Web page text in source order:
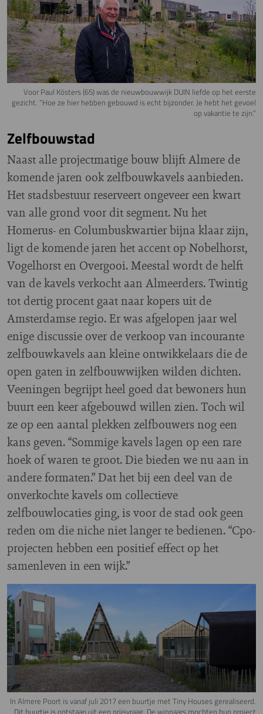
Voor Paul Kösters (65) was de nieuwbouwwijk DUIN liefde op het eerste
gezicht. “Hoe ze hier hebben gebouwd is echt bijzonder. Je hebt het gevoel
op vakantie te zijn.”
Zelfbouwstad
Naast alle projectmatige bouw blijft Almere de
komende jaren ook zelfbouwkavels aanbieden.
Het stadsbestuur reserveert ongeveer een kwart
van alle grond voor dit segment. Nu het
Homerus- en Columbuskwartier bijna klaar zijn,
ligt de komende jaren het accent op Nobelhorst,
Vogelhorst en Overgooi. Meestal wordt de helft
van de kavels verkocht aan Almeerders. Twintig
tot dertig procent gaat naar kopers uit de
Amsterdamse regio. Er was afgelopen jaar wel
enige discussie over de verkoop van incourante
zelfbouwkavels aan kleine ontwikkelaars die de
open gaten in zelfbouwwijken wilden dichten.
Veeningen begrijpt heel goed dat bewoners hun
buurt een keer afgebouwd willen zien. Toch wil
ze op een aantal plekken zelfbouwers nog een
kans geven. “Sommige kavels lagen op een rare
hoek of waren te groot. Die bieden we nu aan in
andere formaten.” Dat het bij een deel van de
onverkochte kavels om collectieve
zelfbouwlocaties ging, is voor de stad ook geen
reden om die niche niet langer te bedienen. “Cpo-
projecten hebben een positief effect op het
samenleven in een wijk.”
In Almere Poort is vanaf juli 2017 een buurtje met Tiny Houses gerealiseerd.